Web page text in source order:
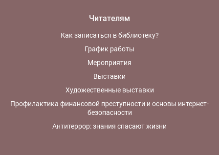
Читателям
Как записаться в библиотеку?
График работы
Мероприятия
Выставки
Художественные выставки
Профилактика финансовой преступности и основы интернет-
безопасности
Антитеррор: знания спасают жизни